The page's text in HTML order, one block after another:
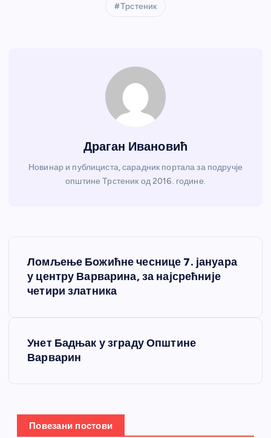
Трстеник
Драган Ивановић
Новинар и публициста, сарадник портала за подручје
општине Трстеник од 2016. године.
Ломљење Божићне чеснице 7. јануара
у центру Варварина, за најсрећније
четири златника
Унет Бадњак у зграду Општине
Варварин
Повезани постови